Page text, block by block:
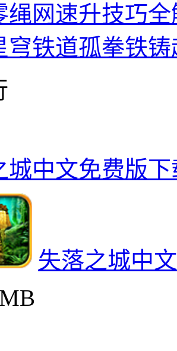
绳网速升技巧全
穹铁道孤拳铁
城中文免费版下
失落之城中